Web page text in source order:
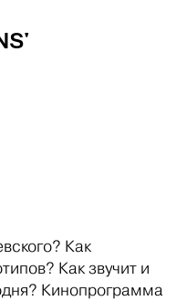
Как
Как звучит и
Кинопрограмма